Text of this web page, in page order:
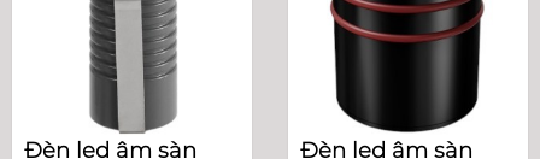
Đèn led âm sàn
Đèn led âm sàn